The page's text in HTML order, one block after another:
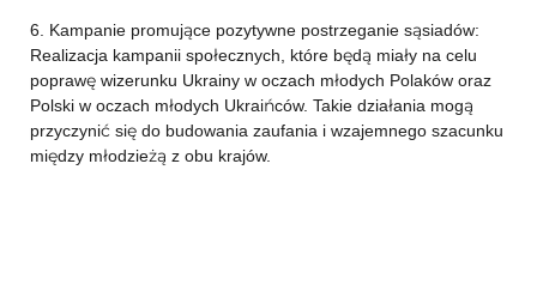
6. Kampanie promujące pozytywne postrzeganie sąsiadów:
Realizacja kampanii społecznych, które będą miały na celu
poprawę wizerunku Ukrainy w oczach młodych Polaków oraz
Polski w oczach młodych Ukraińców. Takie działania mogą
przyczynić się do budowania zaufania i wzajemnego szacunku
między młodzieżą z obu krajów.